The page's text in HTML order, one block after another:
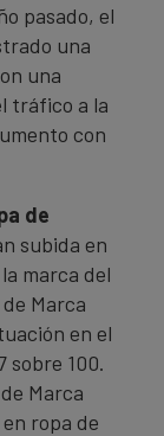
pasado, el
una
una
tráfico a la
con
de
subida en
marca del
Marca
en el
sobre 100.
Marca
ropa de